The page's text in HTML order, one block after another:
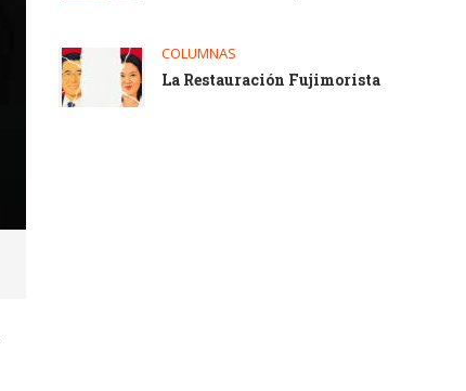
COLUMNAS
La Restauración Fujimorista